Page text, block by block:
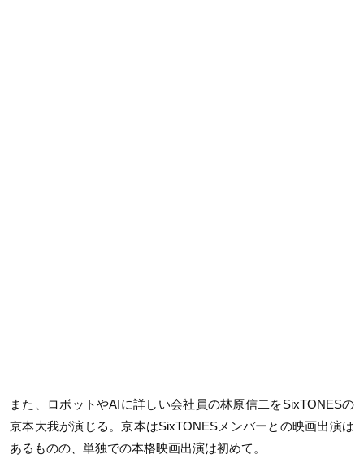
また、ロボットやAIに詳しい会社員の林原信二をSixTONESの
京本大我が演じる。京本はSixTONESメンバーとの映画出演は
あるものの、単独での本格映画出演は初めて。